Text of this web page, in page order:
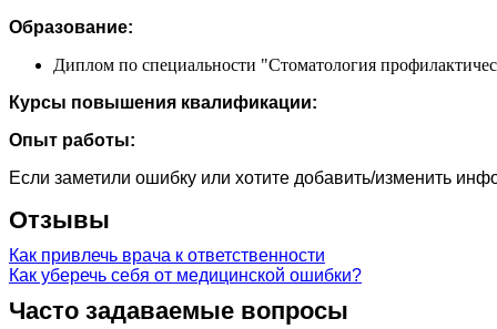
Образование:
Диплом по специальности "Стоматология
Курсы повышения квалификации:
Опыт работы:
Если заметили ошибку или хотите добавить/изменить
Отзывы
Как привлечь врача к ответственности
Как уберечь себя от медицинской ошибки?
Часто задаваемые вопросы